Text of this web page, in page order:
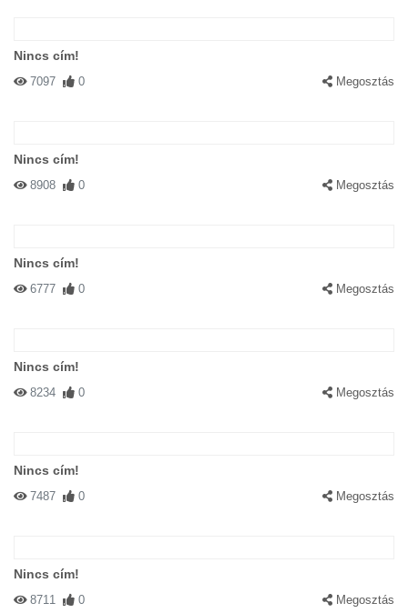
Nincs cím!
7097 0 Megosztás
Nincs cím!
8908 0 Megosztás
Nincs cím!
6777 0 Megosztás
Nincs cím!
8234 0 Megosztás
Nincs cím!
7487 0 Megosztás
Nincs cím!
8711 0 Megosztás